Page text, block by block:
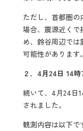
ただし、首都圏
場合、震源近くで
め、鈴谷周辺では
可能性があります。
２．4月24日 14
続いて、4月24日
されました。
観測内容は以下で